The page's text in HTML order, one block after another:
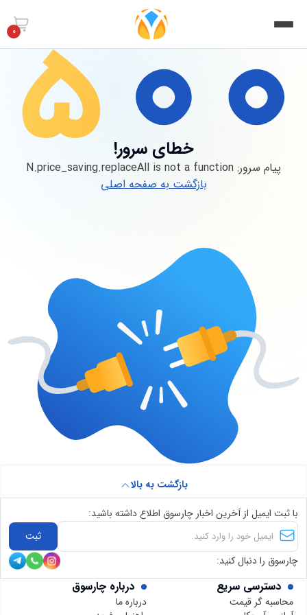
0
خطای سرور!
پیام سرور: N.price_saving.replaceAll is not a function
بازگشت به صفحه اصلی
دسترسی سریع
محاسبه گر قیمت
درباره چارسوق
درباره ما
بازگشت به بالا
با ثبت ایمیل از آخرین اخبار چارسوق اطلاع داشته باشید:
ثبت
چارسوق را دنبال کنید: